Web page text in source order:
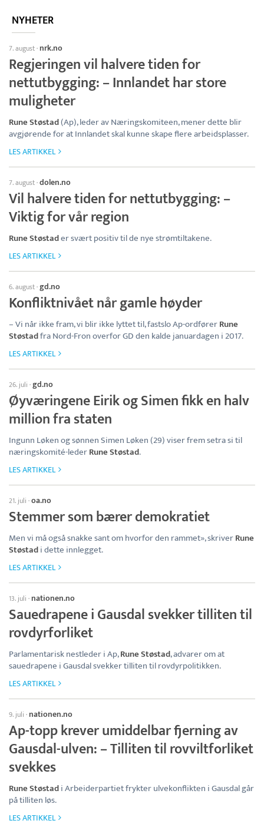
NYHETER
7. august· nrk.no
Regjeringen vil halvere tiden for
nettutbygging: – Innlandet har store
muligheter
Rune Støstad(Ap), leder av Næringskomiteen, mener dette blir
avgjørende for at Innlandet skal kunne skape flere arbeidsplasser.
LES ARTIKKEL
7. august·dolen.no
Vil halvere tiden for nettutbygging: –
Viktig for vår region
Rune Støstader svært positiv til de nye strømtiltakene.
LES ARTIKKEL
6. august·gd.no
Konfliktnivået når gamle høyder
– Vi når ikke fram, vi blir ikke lyttet til, fastslo Ap-ordførerRune
Støstadfra Nord-Fron overfor GD den kalde januardagen i 2017.
LES ARTIKKEL
26. juli ·gd.no
Øyværingene Eirik og Simen fikk en halv
million fra staten
Ingunn Løken og sønnen Simen Løken (29) viser frem setra si til
næringskomité-lederRune Støstad.
LES ARTIKKEL
21. juli ·oa.no
Stemmer som bærer demokratiet
Men vi må også snakke sant om hvorfor den rammet», skriverRune
Støstadi dette innlegget.
LES ARTIKKEL
13. juli · nationen.no
Sauedrapene i Gausdal svekker tilliten til
rovdyrforliket
Parlamentarisk nestleder i Ap,Rune Støstad, advarer om at
sauedrapene i Gausdal svekker tilliten til rovdyrpolitikken.
LES ARTIKKEL
9. juli · nationen.no
Ap-topp krever umiddelbar fjerning av
Gausdal-ulven: – Tilliten til rovviltforliket
svekkes
Rune Støstadi Arbeiderpartiet frykter ulvekonflikten i Gausdal går
på tilliten løs.
LES ARTIKKEL